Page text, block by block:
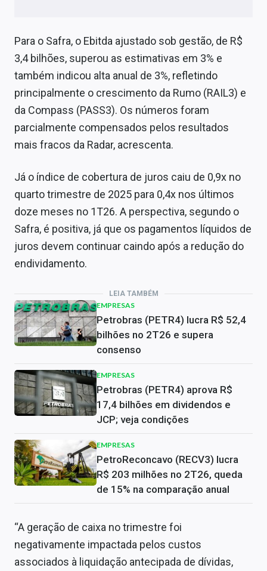
Para o Safra, o Ebitda ajustado sob gestão, de R$
3,4 bilhões, superou as estimativas em 3% e
também indicou alta anual de 3%, refletindo
principalmente o crescimento da Rumo (RAIL3) e
da Compass (PASS3). Os números foram
parcialmente compensados pelos resultados
mais fracos da Radar, acrescenta.
Já o índice de cobertura de juros caiu de 0,9x no
quarto trimestre de 2025 para 0,4x nos últimos
doze meses no 1T26. A perspectiva, segundo o
Safra, é positiva, já que os pagamentos líquidos de
juros devem continuar caindo após a redução do
endividamento.
LEIA TAMBÉM
EMPRESAS
Petrobras (PETR4) lucra R$ 52,4
bilhões no 2T26 e supera
consenso
EMPRESAS
Petrobras (PETR4) aprova R$
17,4 bilhões em dividendos e
JCP; veja condições
EMPRESAS
PetroReconcavo (RECV3) lucra
R$ 203 milhões no 2T26, queda
de 15% na comparação anual
“A geração de caixa no trimestre foi
negativamente impactada pelos custos
associados à liquidação antecipada de dívidas,